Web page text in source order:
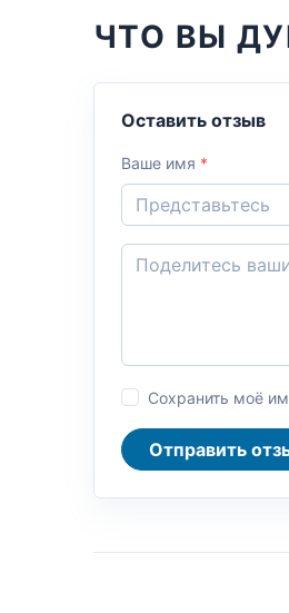
ЧТО ВЫ
Оставить отзыв
Ваше имя *
Сохранить моё
Отправить